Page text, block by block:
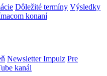
Dôležité termíny Výsledky
konaní
Newsletter Impulz Pre
kanál